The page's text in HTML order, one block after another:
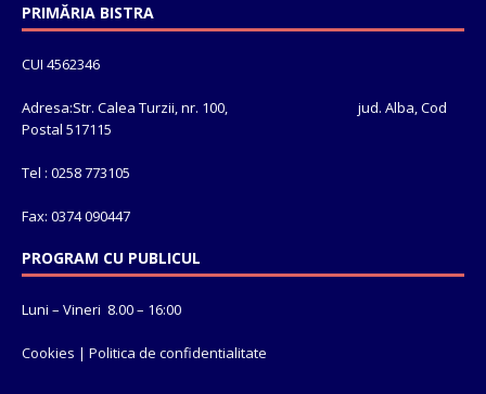
PRIMĂRIA BISTRA
CUI 4562346
Adresa:Str. Calea Turzii, nr. 100, jud. Alba, Cod
Postal 517115
Tel : 0258 773105
Fax: 0374 090447
PROGRAM CU PUBLICUL
Luni – Vineri 8.00 – 16:00
Cookies | Politica de confidentialitate